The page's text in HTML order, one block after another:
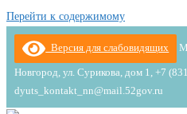
Перейти к содержимому
Версия для слабовидящих
Новгород, ул. Сурикова, дом 1, +7
dyuts_kontakt_nn@mail.52gov.ru